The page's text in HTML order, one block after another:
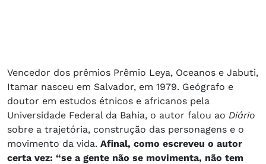
Vencedor dos prêmios Prêmio Leya, Oceanos e Jabuti,
Itamar nasceu em Salvador, em 1979. Geógrafo e
doutor em estudos étnicos e africanos pela
Universidade Federal da Bahia, o autor falou ao Diário
sobre a trajetória, construção das personagens e o
movimento da vida. Afinal, como escreveu o autor
certa vez: “se a gente não se movimenta, não tem